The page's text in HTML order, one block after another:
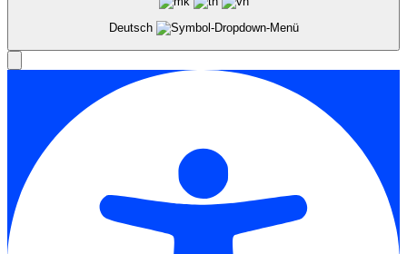
Deutsch